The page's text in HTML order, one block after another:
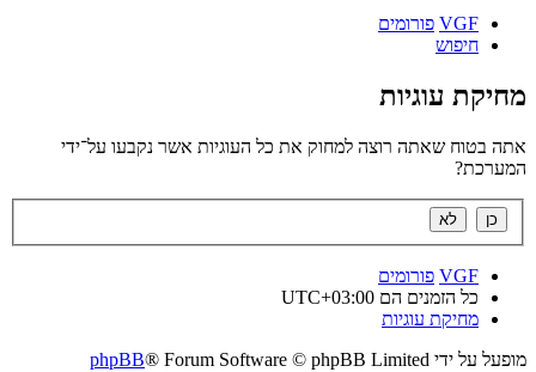
VGF פורומים
חיפוש
מחיקת עוגיות
אתה בטוח שאתה רוצה למחוק את כל העוגיות אשר נקבעו על־ידי
המערכת?
VGF פורומים
כל הזמנים הם UTC+03:00
מחיקת עוגיות
מופעל על ידי
phpBB® Forum Software © phpBB Limited